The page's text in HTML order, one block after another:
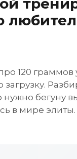
120 граммов
загрузку.
нужно бегуну
в мире